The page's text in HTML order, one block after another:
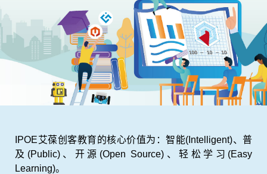
IPOE艾葆创客教育的核心价值为：智能(Intelligent)、普
及(Public)、开源(Open Source)、轻松学习(Easy
Learning)。